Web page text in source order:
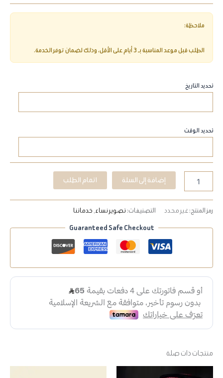
تحديد التاريخ
تحديد الوقت
إضافة إلى السلة اتمام الطلب
رمز المنتج:غير محدد التصنيفات:تصوير نساء, خدماتنا
Guaranteed Safe Checkout
منتجات ذات صلة